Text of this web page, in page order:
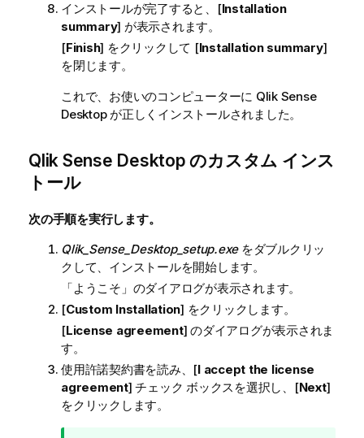
インストールが完了すると、[Installation
summary] が表示されます。
[Finish] をクリックして [Installation summary]
を閉じます。
これで、お使いのコンピューターに Qlik Sense
Desktopが正しくインストールされました。
Qlik Sense Desktop のカスタム インス
トール
次の手順を実行します。
Qlik_Sense_Desktop_setup.exeをダブルクリッ
クして、インストールを開始します。
「ようこそ」のダイアログが表示されます。
[Custom Installation] をクリックします。
[License agreement] のダイアログが表示されま
す。
使用許諾契約書を読み、[I accept the license
agreement] チェック ボックスを選択し、[Next]
をクリックします。